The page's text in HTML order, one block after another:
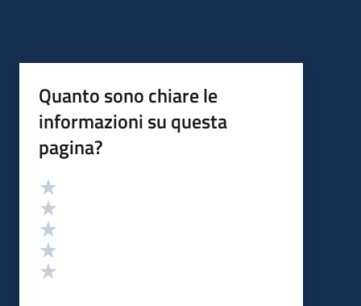
Quanto sono chiare le
informazioni su questa
pagina?
Valutazione